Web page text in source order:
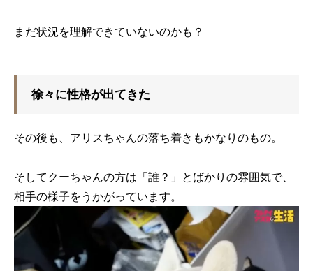
まだ状況を理解できていないのかも？
徐々に性格が出てきた
その後も、アリスちゃんの落ち着きもかなりのもの。
そしてクーちゃんの方は「誰？」とばかりの雰囲気で、
相手の様子をうかがっています。